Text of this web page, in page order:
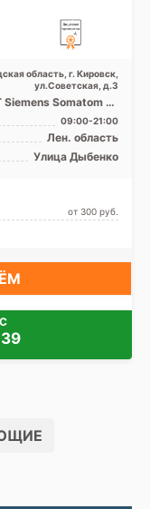
область, г. Кировск,
ул.Советская, д.3
Siemens Somatom 16
срезов, УЗИ
09:00-21:00
Лен. область
Улица Дыбенко
от 300 pуб.